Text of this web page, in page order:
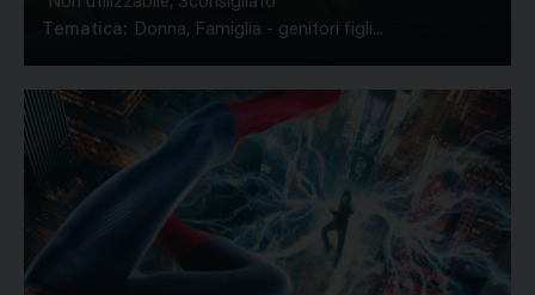
Tematica: Donna, Famiglia - genitori figli...